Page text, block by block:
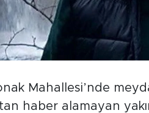
Mahallesi’nde
haber alamayan